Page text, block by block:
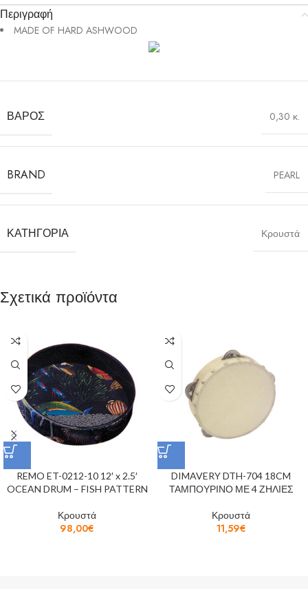
Περιγραφή
MADE OF HARD ASHWOOD
ΒΆΡΟΣ 0,30 κ.
BRAND PEARL
ΚΑΤΗΓΟΡΊΑ Κρουστά
Σχετικά προϊόντα
REMO ET-0212-10 12′ x 2.5′
OCEAN DRUM – FISH PATTERN
Κρουστά
98,00€
DIMAVERY DTH-704 18CM
ΤΑΜΠΟΥΡΙΝΟ ΜΕ 4 ΖΗΛΙΕΣ
Κρουστά
11,59€